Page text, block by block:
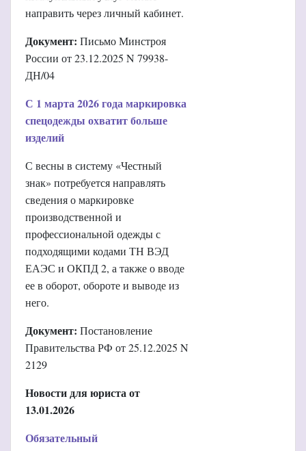
направить через личный кабинет.
Документ: Письмо Минстроя
России от 23.12.2025 N 79938-
ДН/04
С 1 марта 2026 года маркировка
спецодежды охватит больше
изделий
С весны в систему «Честный
знак» потребуется направлять
сведения о маркировке
производственной и
профессиональной одежды с
подходящими кодами ТН ВЭД
ЕАЭС и ОКПД 2, а также о вводе
ее в оборот, обороте и выводе из
него.
Документ: Постановление
Правительства РФ от 25.12.2025 N
2129
Новости для юриста от
13.01.2026
Обязательный